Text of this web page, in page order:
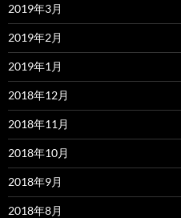
2019年3月
2019年2月
2019年1月
2018年12月
2018年11月
2018年10月
2018年9月
2018年8月